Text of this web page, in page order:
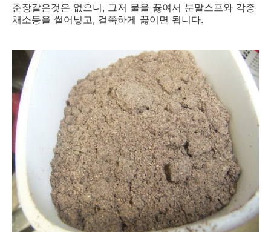
춘장같은것은 없으니, 그저 물을 끓여서 분말스프와 각종
채소등을 썰어넣고, 걸쭉하게 끓이면 됩니다.